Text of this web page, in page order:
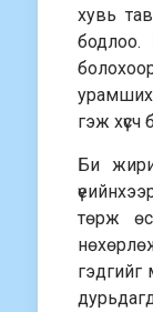
хувь
бодлоо.
гэж хүсч
Би
төрж
гэдгийг